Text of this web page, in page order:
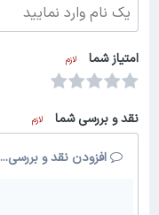
امتیاز شما لازم
نقد و بررسی شما لازم
افزودن نقد و بررسی...